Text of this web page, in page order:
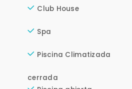
Club House
Spa
Piscina Climatizada
cerrada
para responder tu consulta.
por WhatsApp